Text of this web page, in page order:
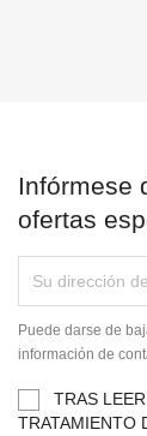
Infórmese
ofertas
Puede darse de
información de
TRAS
TRATAMIENTO